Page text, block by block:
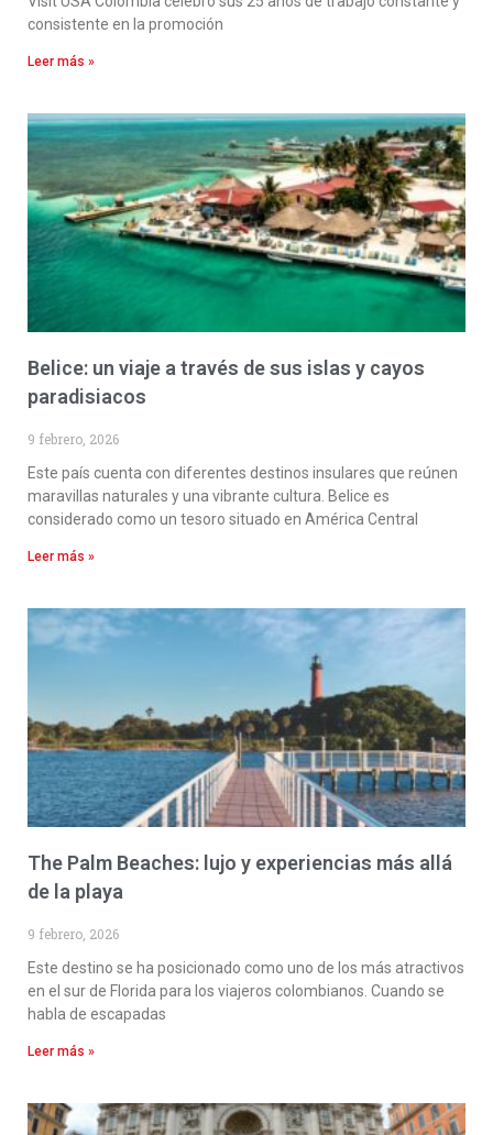
consistente en la promoción
Leer más »
Belice: un viaje a través de sus islas y cayos
paradisiacos
9 febrero, 2026
Este país cuenta con diferentes destinos insulares que reúnen
maravillas naturales y una vibrante cultura. Belice es
considerado como un tesoro situado en América Central
Leer más »
The Palm Beaches: lujo y experiencias más allá
de la playa
9 febrero, 2026
Este destino se ha posicionado como uno de los más atractivos
en el sur de Florida para los viajeros colombianos. Cuando se
habla de escapadas
Leer más »